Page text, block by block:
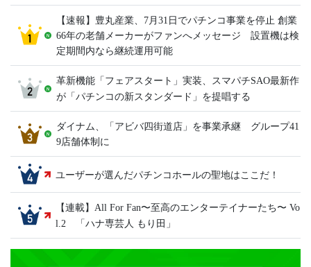
【速報】豊丸産業、7月31日でパチンコ事業を停止 創業
66年の老舗メーカーがファンへメッセージ 設置機は検
定期間内なら継続運用可能
革新機能「フェアスタート」実装、スマパチSAO最新作
が「パチンコの新スタンダード」を提唱する
ダイナム、「アビバ四街道店」を事業承継 グループ41
9店舗体制に
ユーザーが選んだパチンコホールの聖地はここだ！
【連載】All For Fan〜至高のエンターテイナーたち〜 Vo
l.2 「ハナ専芸人 もり田」